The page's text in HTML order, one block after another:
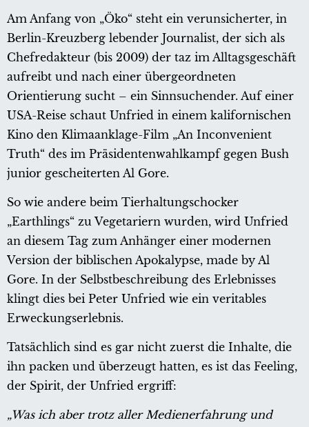
Am Anfang von „Öko“ steht ein verunsicherter, in
Berlin-Kreuzberg lebender Journalist, der sich als
Chefredakteur (bis 2009) der taz im Alltagsgeschäft
aufreibt und nach einer übergeordneten
Orientierung sucht – ein Sinnsuchender. Auf einer
USA-Reise schaut Unfried in einem kalifornischen
Kino den Klimaanklage-Film „An Inconvenient
Truth“ des im Präsidentenwahlkampf gegen Bush
junior gescheiterten Al Gore.
So wie andere beim Tierhaltungschocker
„Earthlings“ zu Vegetariern wurden, wird Unfried
an diesem Tag zum Anhänger einer modernen
Version der biblischen Apokalypse, made by Al
Gore. In der Selbstbeschreibung des Erlebnisses
klingt dies bei Peter Unfried wie ein veritables
Erweckungserlebnis.
Tatsächlich sind es gar nicht zuerst die Inhalte, die
ihn packen und überzeugt hatten, es ist das Feeling,
der Spirit, der Unfried ergriff:
„Was ich aber trotz aller Medienerfahrung und